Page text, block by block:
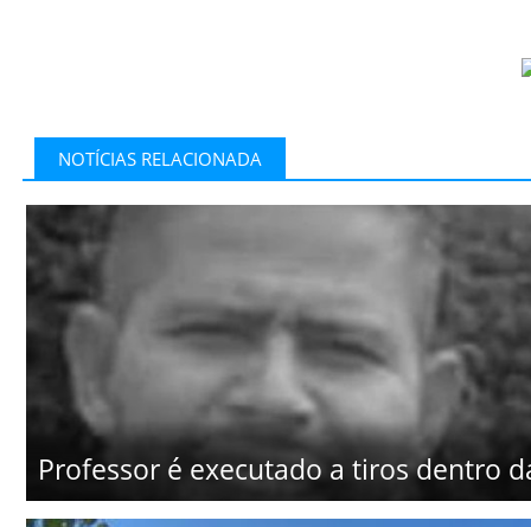
NOTÍCIAS RELACIONADA
Professor é executado a tiros dentro